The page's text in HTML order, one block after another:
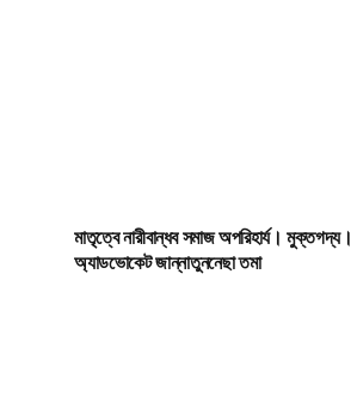
মাতৃত্বে নারীবান্ধব সমাজ অপরিহার্য। মুক্তগদ্য।
অ্যাডভোকেট জান্নাতুননেছা তমা